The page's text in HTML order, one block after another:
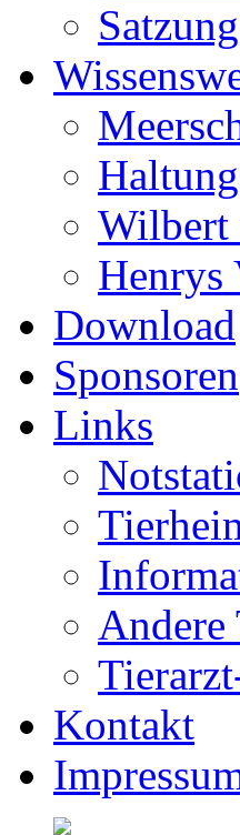
Satzung
Wilbert
Henrys
Download
Sponsoren
Links
Andere
Kontakt